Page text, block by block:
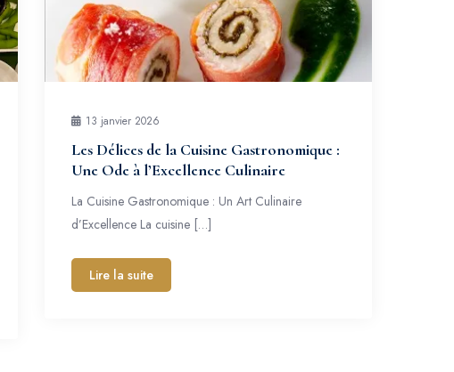
13 janvier 2026
Les Délices de la Cuisine Gastronomique :
Une Ode à l’Excellence Culinaire
La Cuisine Gastronomique : Un Art Culinaire
d’Excellence La cuisine […]
Lire la suite